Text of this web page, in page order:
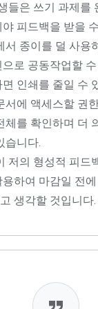
들은 쓰기 과제를
피드백을 받을
서 종이를 덜 사용
로 공동작업할
인쇄를 줄일 수
서에 액세스할 권
체를 확인하며 더
습니다.
저의 형성적 피드
하여 마감일 전
생각할 것입니다.